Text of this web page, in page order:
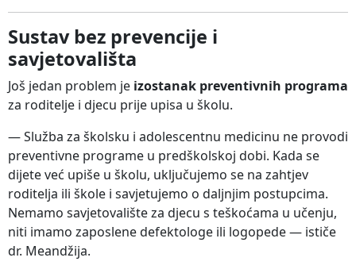
Sustav bez prevencije i
savjetovališta
Još jedan problem je izostanak preventivnih programa
za roditelje i djecu prije upisa u školu.
— Služba za školsku i adolescentnu medicinu ne provodi
preventivne programe u predškolskoj dobi. Kada se
dijete već upiše u školu, uključujemo se na zahtjev
roditelja ili škole i savjetujemo o daljnjim postupcima.
Nemamo savjetovalište za djecu s teškoćama u učenju,
niti imamo zaposlene defektologe ili logopede — ističe
dr. Meandžija.